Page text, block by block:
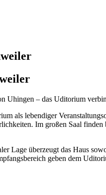
Uhingen – das Uditorium
als lebendiger
Im großen Saal
Lage überzeugt das Haus
geben dem